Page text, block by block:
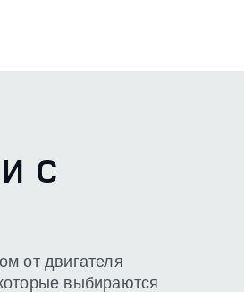
С
от двигателя
выбираются